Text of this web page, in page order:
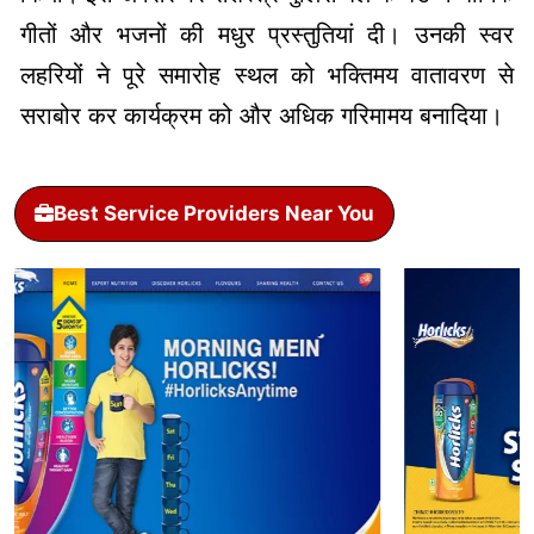
गीतों और भजनों की मधुर प्रस्तुतियां दी। उनकी स्वर
लहरियों ने पूरे समारोह स्थल को भक्तिमय वातावरण से
सराबोर कर कार्यक्रम को और अधिक गरिमामय बनादिया।
Best Service Providers Near You